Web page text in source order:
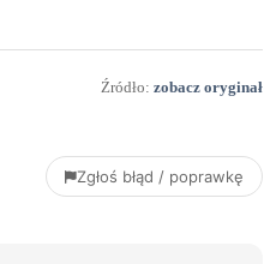
Źródło: zobacz oryginał
Zgłoś błąd / poprawkę